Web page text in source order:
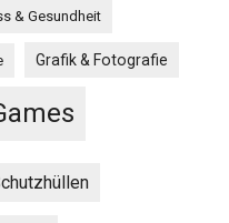
& Gesundheit
Grafik & Fotografie